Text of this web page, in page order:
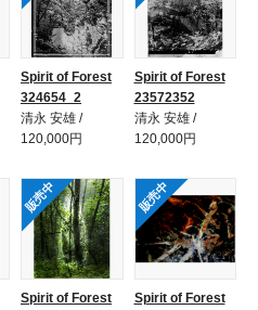
Spirit of Forest
324654_2
清永 安雄 /
120,000円
Spirit of Forest
23572352
清永 安雄 /
120,000円
販売中
Spirit of Forest
販売中
Spirit of Forest